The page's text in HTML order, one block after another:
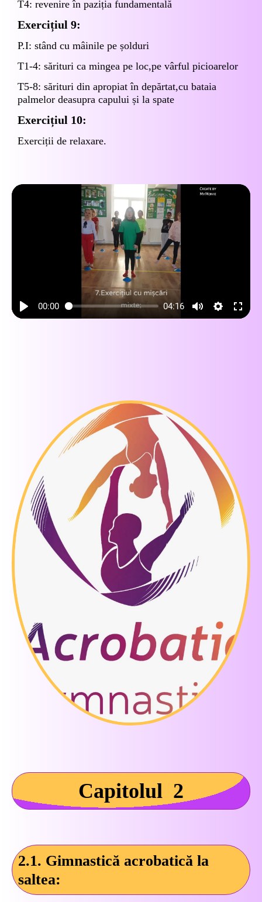
T4: revenire în paziția fundamentală
Exercițiul 9:
P.I: stând cu mâinile pe șolduri
T1-4: sărituri ca mingea pe loc,pe vârful picioarelor
T5-8: sărituri din apropiat în depărtat,cu bataia
palmelor deasupra capului și la spate
Exercițiul 10:
Exerciții de relaxare.
00:00 04:16
Capitolul 2
2.1. Gimnastică acrobatică la
saltea: